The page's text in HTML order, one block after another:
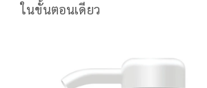
ในขั้นตอนเดียว